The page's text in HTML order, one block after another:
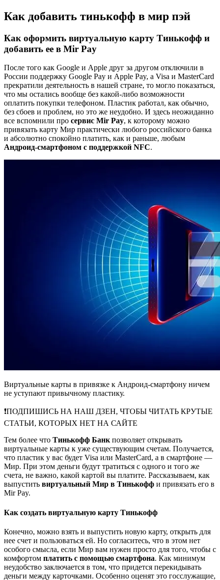
Как добавить тинькофф в мир пэй
Как оформить виртуальную карту Тинькофф и
добавить ее в Mir Pay
После того как Google и Apple друг за другом отключили в
России поддержку Google Pay и Apple Pay, а Visa и MasterCard
прекратили деятельность в нашей стране, то могло показаться,
что мы остались вообще без какой-либо возможности
оплатить покупки телефоном. Пластик работал, как обычно,
без сбоев и проблем, но это же неудобно. И здесь неожиданно
все вспомнили про сервис Mir Pay, к которому можно
привязать карту Мир практически любого российского банка
и абсолютно спокойно платить, как и раньше, любым
Андроид-смартфоном с поддержкой NFC.
Виртуальные карты в привязке к Андроид-смартфону ничем
не уступают привычному пластику.
❗️ПОДПИШИСЬ НА НАШ ДЗЕН, ЧТОБЫ ЧИТАТЬ КРУТЫЕ
СТАТЬИ, КОТОРЫХ НЕТ НА САЙТЕ
Тем более что Тинькофф Банкпозволяет открывать
виртуальные карты к уже существующим счетам. Получается,
что пластик у вас будет Visa или MasterCard, а в смартфоне —
Мир. При этом деньги будут тратиться с одного и того же
счета, не важно, какой картой вы платите. Рассказываем, как
выпустить виртуальный Мир в Тинькофф и привязать его в
Mir Pay.
Как создать виртуальную карту Тинькофф
Конечно, можно взять и выпустить новую карту, открыть для
нее счет и пользоваться ей. Но согласитесь, что в этом нет
особого смысла, если Мир вам нужен просто для того, чтобы с
комфортом платить с помощью смартфона. Как минимум
неудобство заключается в том, что придется перекидывать
деньги между карточками. Особенно оценят это госслужащие,